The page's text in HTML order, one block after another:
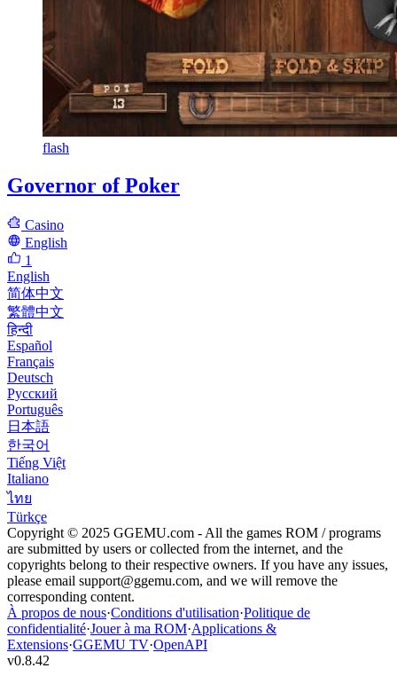
flash
Governor of Poker
Casino
English
1
English
简体中文
繁體中文
हिन्दी
Español
Français
Deutsch
Русский
Português
日本語
한국어
Tiếng Việt
Italiano
ไทย
Türkçe
Copyright © 2025 GGEMU.com - All the games ROM / programs
are submitted by users or collected from the internet, and the
copyrights belong to their respective owners. If you have any issues,
please email support@ggemu.com, and we will remove the
corresponding content.
À propos de nous·Conditions d'utilisation·Politique de
confidentialité·Jouer à ma ROM·Applications &
Extensions·GGEMU TV·OpenAPI
v0.8.42